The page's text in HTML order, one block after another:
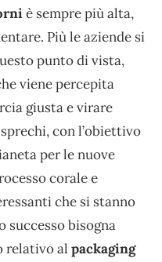
è sempre più alta,
Più le aziende si
punto di vista,
viene percepita
giusta e virare
con l’obiettivo
per le nuove
corale e
che si stanno
successo bisogna
relativo al packaging